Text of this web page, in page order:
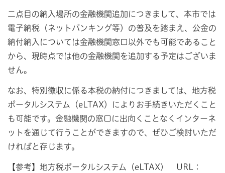
二点目の納入場所の金融機関追加につきまして、本市では
電子納税（ネットバンキング等）の普及を踏まえ、公金の
納付納入については金融機関窓口以外でも可能であること
から、現時点では他の金融機関を追加する予定はございま
せん。
なお、特別徴収に係る本税の納付につきましては、地方税
ポータルシステム（eLTAX）によりお手続きいただくこと
も可能です。金融機関の窓口に出向くことなくインターネ
ットを通じて行うことができますので、ぜひご検討いただ
ければと存じます。
【参考】地方税ポータルシステム（eLTAX） URL：